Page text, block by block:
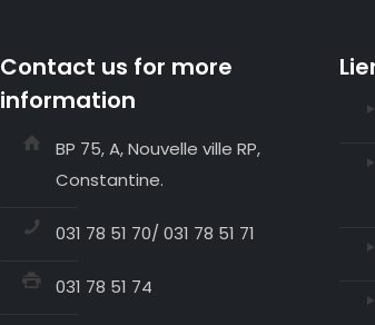
Contact us for more
information
BP 75, A, Nouvelle ville RP,
Constantine.
031 78 51 70/ 031 78 51 71
031 78 51 74